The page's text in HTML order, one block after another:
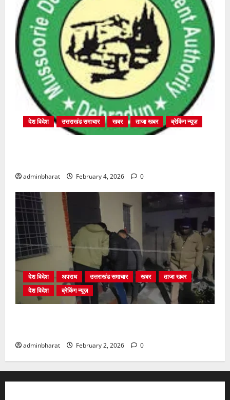
देश विदेश उत्तराखंड समाचार खबर ताजा खबर ब्रेकिंग न्यूज़
adminbharat February 4, 2026 0
देश विदेश अपराध उत्तराखंड समाचार खबर
ताजा खबर
देश विदेश
ब्रेकिंग न्यूज़
adminbharat February 2, 2026 0